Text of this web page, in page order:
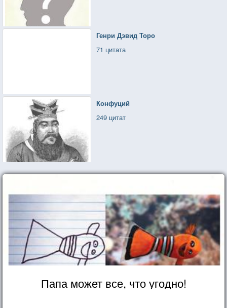
Генри Дэвид Торо
71 цитата
Конфуций
249 цитат
Папа может все, что угодно!